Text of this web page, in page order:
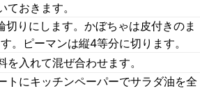
ておきます。
切りにします。かぼちゃは皮付きのま
。ピーマンは縦4等分に切ります。
を入れて混ぜ合わせます。
トにキッチンペーパーでサラダ油を全